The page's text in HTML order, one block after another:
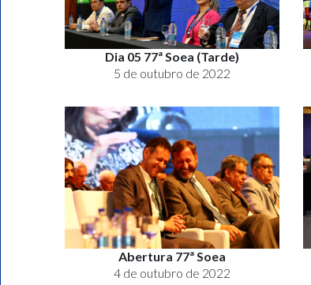
Dia 05 77ª Soea (Tarde)
5 de outubro de 2022
Abertura 77ª Soea
4 de outubro de 2022